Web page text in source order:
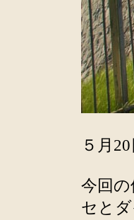
５月20
今回
セと